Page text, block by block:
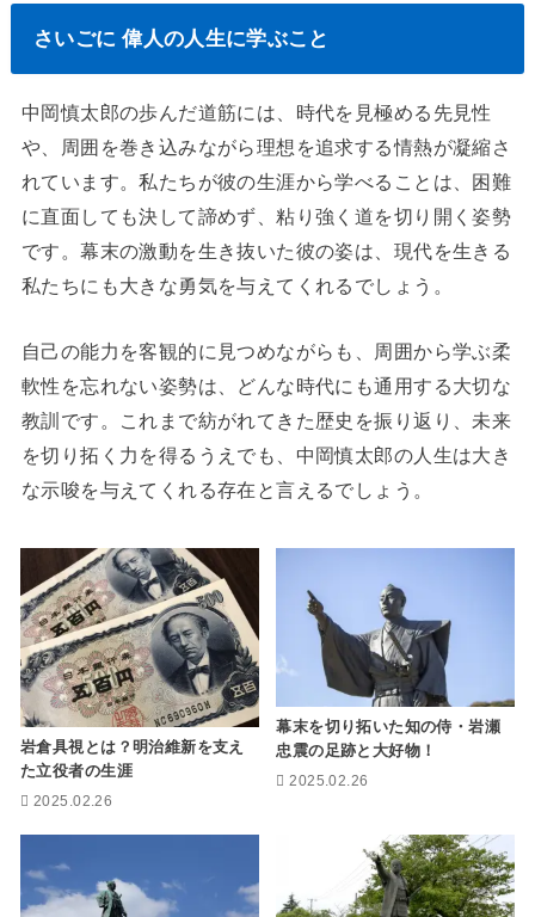
さいごに 偉人の人生に学ぶこと
中岡慎太郎の歩んだ道筋には、時代を見極める先見性
や、周囲を巻き込みながら理想を追求する情熱が凝縮さ
れています。私たちが彼の生涯から学べることは、困難
に直面しても決して諦めず、粘り強く道を切り開く姿勢
です。幕末の激動を生き抜いた彼の姿は、現代を生きる
私たちにも大きな勇気を与えてくれるでしょう。
自己の能力を客観的に見つめながらも、周囲から学ぶ柔
軟性を忘れない姿勢は、どんな時代にも通用する大切な
教訓です。これまで紡がれてきた歴史を振り返り、未来
を切り拓く力を得るうえでも、中岡慎太郎の人生は大き
な示唆を与えてくれる存在と言えるでしょう。
岩倉具視とは？明治維新を支え
た立役者の生涯
2025.02.26
幕末を切り拓いた知の侍・岩瀬
忠震の足跡と大好物！
2025.02.26